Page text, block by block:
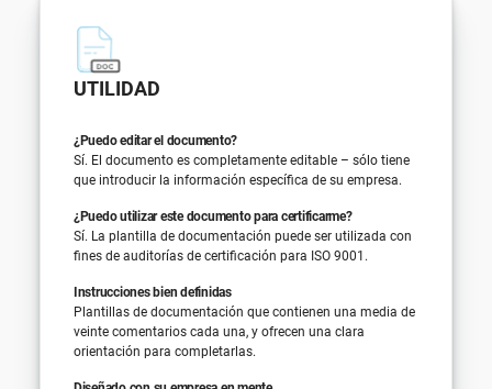
UTILIDAD
¿Puedo editar el documento?
Sí. El documento es completamente editable – sólo tiene
que introducir la información específica de su empresa.
¿Puedo utilizar este documento para certificarme?
Sí. La plantilla de documentación puede ser utilizada con
fines de auditorías de certificación para ISO 9001.
Instrucciones bien definidas
Plantillas de documentación que contienen una media de
veinte comentarios cada una, y ofrecen una clara
orientación para completarlas.